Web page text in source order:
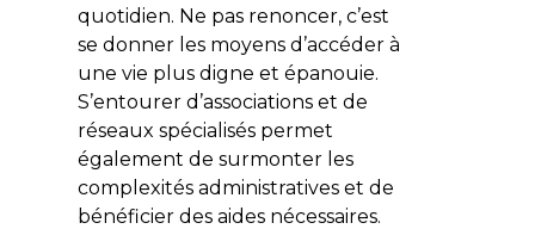
quotidien. Ne pas renoncer, c’est
se donner les moyens d’accéder à
une vie plus digne et épanouie.
S’entourer d’associations et de
réseaux spécialisés permet
également de surmonter les
complexités administratives et de
bénéficier des aides nécessaires.